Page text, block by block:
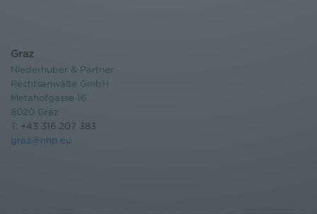
Graz
Niederhuber & Partner
Rechtsanwälte GmbH
Metahofgasse 16
8020 Graz
T: +43 316 207 383
graz@nhp.eu